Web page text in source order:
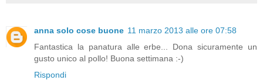
anna solo cose buone 11 marzo 2013 alle ore 07:58
Fantastica la panatura alle erbe... Dona sicuramente un
gusto unico al pollo! Buona settimana :-)
Rispondi